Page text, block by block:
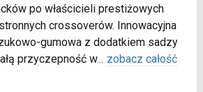
po właścicieli prestiżowych
crossoverów. Innowacyjna
gumowa z dodatkiem sadzy
przyczepność w... zobacz całość